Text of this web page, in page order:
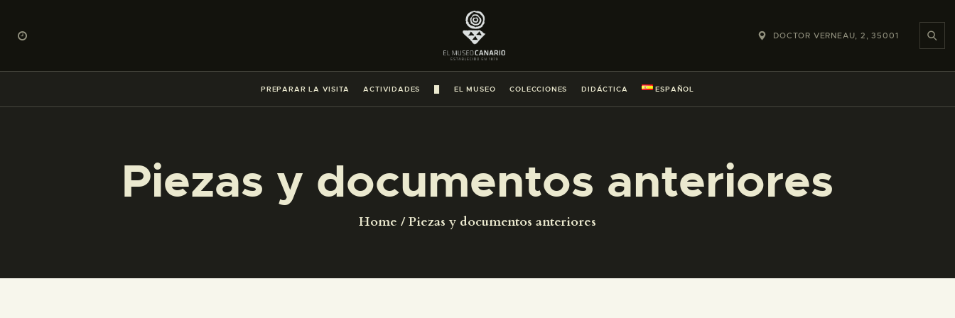
DOCTOR VERNEAU, 2, 35001
PREPARAR LA VISITA ACTIVIDADES EL MUSEO COLECCIONES DIDÁCTICA ESPAÑOL
Piezas y documentos anteriores
Home Piezas y documentos anteriores
PREPARAR LA VISITA
ACTIVIDADES
█
COLECCIONES